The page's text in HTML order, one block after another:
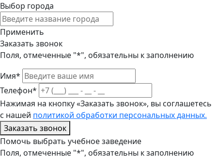
Выбор города
Применить
Заказать звонок
Поля, отмеченные "*", обязательны к заполнению
Имя*
Телефон*
Нажимая на кнопку «Заказать звонок», вы соглашетесь
с нашей политикой обработки персональных данных.
Заказать звонок
Помочь выбрать учебное заведение
Поля, отмеченные "*", обязательны к заполнению